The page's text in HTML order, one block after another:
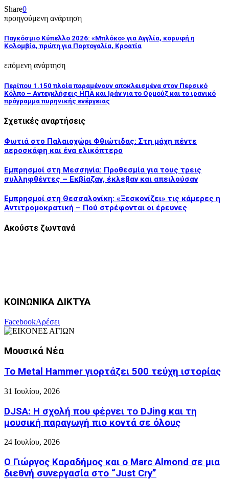
Share0
προηγούμενη ανάρτηση
Παγκόσμιο Κύπελλο 2026: «Μπλόκο» για Αγγλία, κορυφή η
Κολομβία, πρώτη για Πορτογαλία, Κροατία
επόμενη ανάρτηση
Περίπου 1.150 πλοία παραμένουν αποκλεισμένα στον Περσικό
Κόλπο – Αντεγκλήσεις ΗΠΑ και Ιράν για το Ορμούζ και το ιρανικό
πρόγραμμα πυρηνικής ενέργειας
Σχετικές αναρτήσεις
Φωτιά στο Παλαιοχώρι Φθιώτιδας: Στη μάχη πέντε
αεροσκάφη και ένα ελικόπτερο
Εμπρησμοί στη Μεσσηνία: Προθεσμία για τους τρεις
συλληφθέντες – Εκβίαζαν, έκλεβαν και απειλούσαν
Εμπρησμοί στη Θεσσαλονίκη: «Ξεσκονίζει» τις κάμερες η
Αντιτρομοκρατική – Πού στρέφονται οι έρευνες
Ακούστε ζωντανά
ΚΟΙΝΩΝΙΚΑ ΔΙΚΤΥΑ
FacebookΑρέσει
Μουσικά Νέα
Το Metal Hammer γιορτάζει 500 τεύχη ιστορίας
31 Ιουλίου, 2026
DJSA: Η σχολή που φέρνει το DJing και τη
μουσική παραγωγή πιο κοντά σε όλους
24 Ιουλίου, 2026
Ο Γιώργος Καραδήμος και ο Marc Almond σε μια
διεθνή συνεργασία στο “Just Cry”